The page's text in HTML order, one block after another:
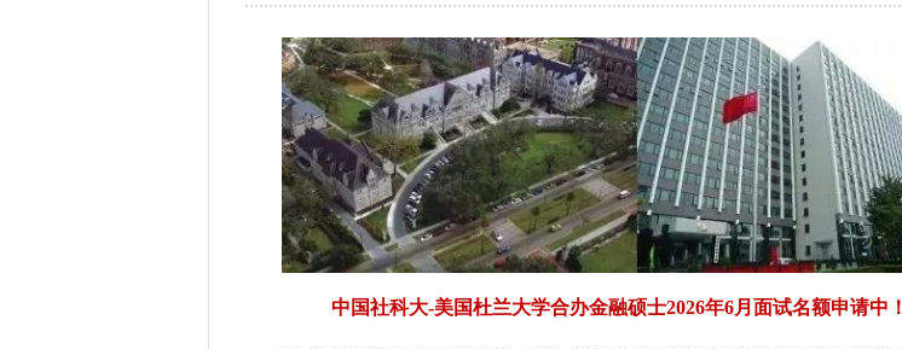
中国社科大-美国杜兰大学合办金融硕士2026年6月面试名额申请中！